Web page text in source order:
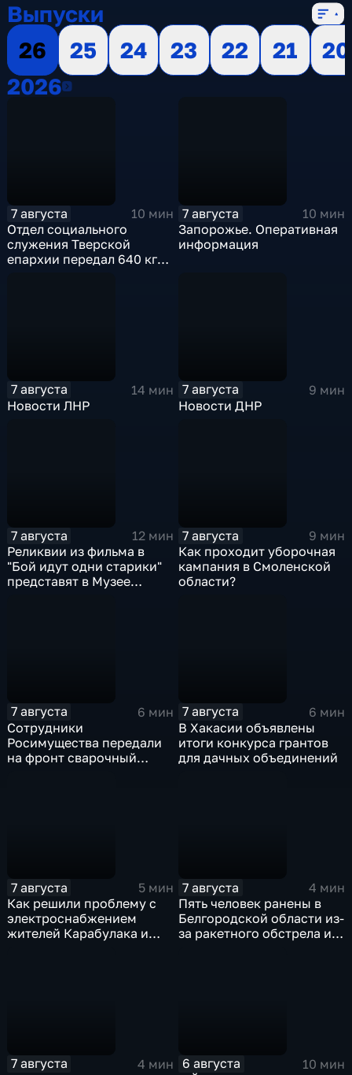
Выпуски
26
25 24 23 22 21
20
20262026
7 августа
10 мин
Отдел социального
служения Тверской
епархии передал 640 кг
7 августа
10 мин
Запорожье. Оперативная
информация
7 августа
14 мин
Новости ЛНР
7 августа
9 мин
Новости ДНР
7 августа
12 мин
Реликвии из фильма в
"Бой идут одни старики"
представят в Музее
7 августа
9 мин
Как проходит уборочная
кампания в Смоленской
области?
7 августа
6 мин
Сотрудники
Росимущества передали
на фронт сварочный
7 августа
6 мин
В Хакасии объявлены
итоги конкурса грантов
для дачных объединений
7 августа
5 мин
Как решили проблему с
электроснабжением
жителей Карабулака и
7 августа
4 мин
Пять человек ранены в
Белгородской области из-
за ракетного обстрела и
7 августа
4 мин
6 августа
10 мин